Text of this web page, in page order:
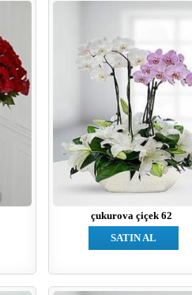
çukurova çiçek 62
SATIN AL